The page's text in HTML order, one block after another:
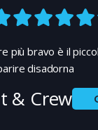
più bravo è il
disadorna
& Crew